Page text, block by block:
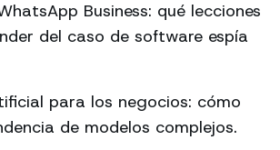
Business: qué lecciones
del caso de software espía
para los negocios: cómo
de modelos complejos.